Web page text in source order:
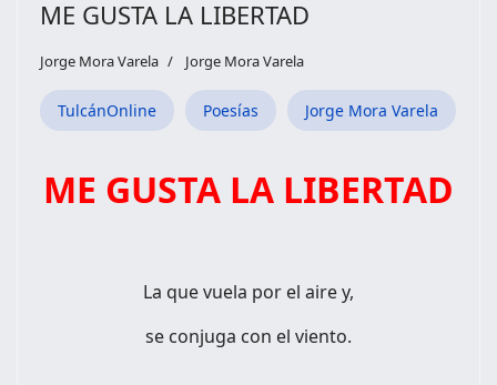
ME GUSTA LA LIBERTAD
Jorge Mora Varela Jorge Mora Varela
TulcánOnline Poesías Jorge Mora Varela
ME GUSTA LA LIBERTAD
La que vuela por el aire y,
se conjuga con el viento.